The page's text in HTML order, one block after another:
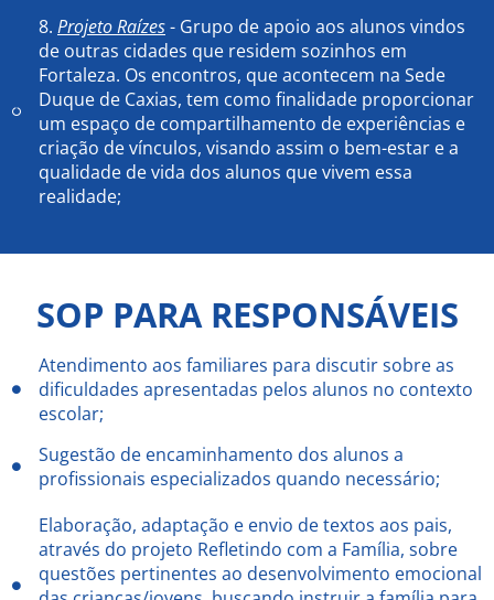
8. Projeto Raízes- Grupo de apoio aos alunos vindos
de outras cidades que residem sozinhos em
Fortaleza. Os encontros, que acontecem na Sede
Duque de Caxias, tem como finalidade proporcionar
um espaço de compartilhamento de experiências e
criação de vínculos, visando assim o bem-estar e a
qualidade de vida dos alunos que vivem essa
realidade;
SOP PARA RESPONSÁVEIS
Atendimento aos familiares para discutir sobre as
dificuldades apresentadas pelos alunos no contexto
escolar;
Sugestão de encaminhamento dos alunos a
profissionais especializados quando necessário;
Elaboração, adaptação e envio de textos aos pais,
através do projeto Refletindo com a Família, sobre
questões pertinentes ao desenvolvimento emocional